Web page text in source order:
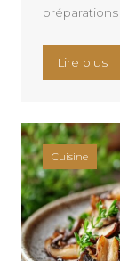
Lire plus«
Cuisine